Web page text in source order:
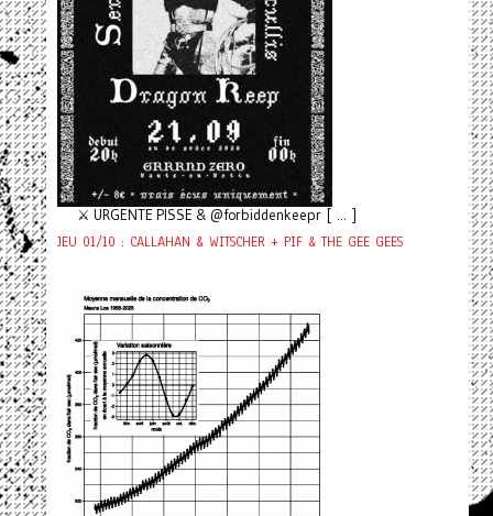
⚔️ URGENTE PISSE & @forbiddenkeepr [ ... ]
JEU 01/10 : CALLAHAN & WITSCHER + PIF & THE GEE GEES